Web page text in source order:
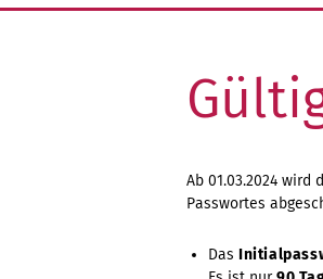
Ab 01.03.2024
Passwortes
Das